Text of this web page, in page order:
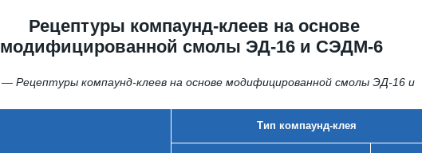
Рецептуры компаунд-клеев на основе
модифицированной смолы ЭД-16 и СЭДМ-6
— Рецептуры компаунд-клеев на основе модифицированной смолы ЭД-16 и
Тип компаунд-клея